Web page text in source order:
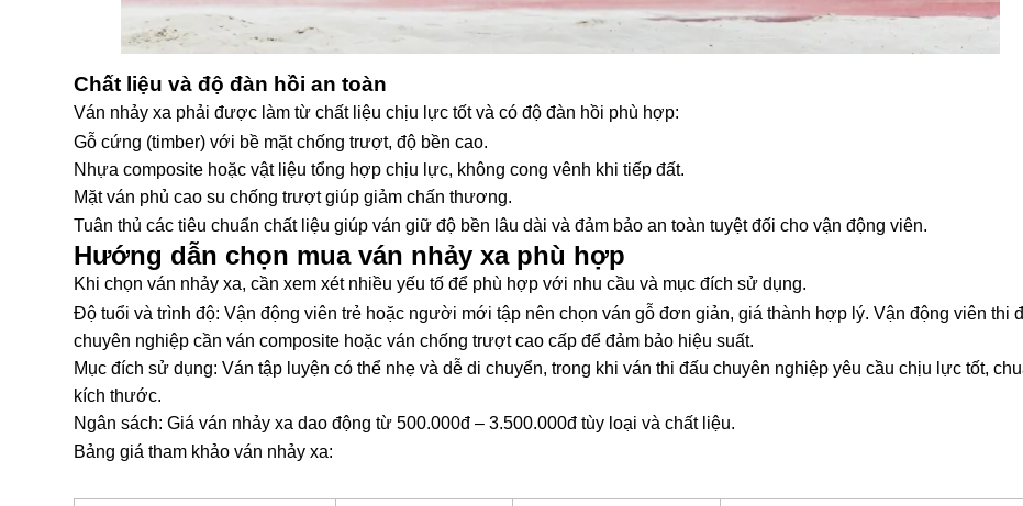
Chất liệu và độ đàn hồi an toàn
Ván nhảy xa phải được làm từ chất liệu chịu lực tốt và có độ đàn hồi phù hợp:
Gỗ cứng (timber) với bề mặt chống trượt, độ bền cao.
Nhựa composite hoặc vật liệu tổng hợp chịu lực, không cong vênh khi tiếp đất.
Mặt ván phủ cao su chống trượt giúp giảm chấn thương.
Tuân thủ các tiêu chuẩn chất liệu giúp ván giữ độ bền lâu dài và đảm bảo an toàn tuyệt đối cho vận động viên.
Hướng dẫn chọn mua ván nhảy xa phù hợp
Khi chọn ván nhảy xa, cần xem xét nhiều yếu tố để phù hợp với nhu cầu và mục đích sử dụng.
Độ tuổi và trình độ: Vận động viên trẻ hoặc người mới tập nên chọn ván gỗ đơn giản, giá thành hợp lý. Vận động viên thi
chuyên nghiệp cần ván composite hoặc ván chống trượt cao cấp để đảm bảo hiệu suất.
Mục đích sử dụng: Ván tập luyện có thể nhẹ và dễ di chuyển, trong khi ván thi đấu chuyên nghiệp yêu cầu chịu lực tốt,
kích thước.
Ngân sách: Giá ván nhảy xa dao động từ 500.000đ – 3.500.000đ tùy loại và chất liệu.
Bảng giá tham khảo ván nhảy xa: